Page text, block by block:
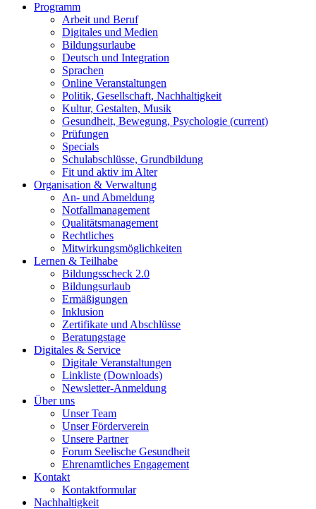
Programm
Arbeit und Beruf
Digitales und Medien
Bildungsurlaube
Deutsch und Integration
Sprachen
Online Veranstaltungen
Politik, Gesellschaft, Nachhaltigkeit
Kultur, Gestalten, Musik
Gesundheit, Bewegung, Psychologie (current)
Prüfungen
Specials
Schulabschlüsse, Grundbildung
Fit und aktiv im Alter
Organisation & Verwaltung
An- und Abmeldung
Notfallmanagement
Qualitätsmanagement
Rechtliches
Mitwirkungsmöglichkeiten
Lernen & Teilhabe
Bildungsscheck 2.0
Bildungsurlaub
Ermäßigungen
Inklusion
Zertifikate und Abschlüsse
Beratungstage
Digitales & Service
Digitale Veranstaltungen
Linkliste (Downloads)
Newsletter-Anmeldung
Über uns
Unser Team
Unser Förderverein
Unsere Partner
Forum Seelische Gesundheit
Ehrenamtliches Engagement
Kontakt
Kontaktformular
Nachhaltigkeit